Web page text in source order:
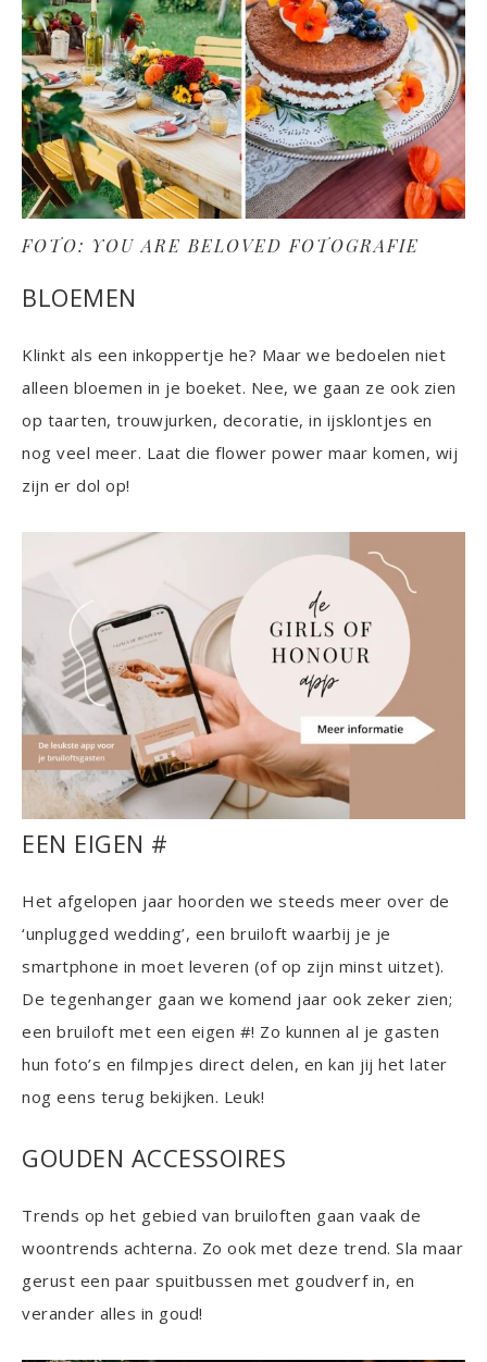
FOTO: YOU ARE BELOVED FOTOGRAFIE
BLOEMEN
Klinkt als een inkoppertje he? Maar we bedoelen niet
alleen bloemen in je boeket. Nee, we gaan ze ook zien
op taarten, trouwjurken, decoratie, in ijsklontjes en
nog veel meer. Laat die flower power maar komen, wij
zijn er dol op!
EEN EIGEN #
Het afgelopen jaar hoorden we steeds meer over de
‘unplugged wedding’, een bruiloft waarbij je je
smartphone in moet leveren (of op zijn minst uitzet).
De tegenhanger gaan we komend jaar ook zeker zien;
een bruiloft met een eigen #! Zo kunnen al je gasten
hun foto’s en filmpjes direct delen, en kan jij het later
nog eens terug bekijken. Leuk!
GOUDEN ACCESSOIRES
Trends op het gebied van bruiloften gaan vaak de
woontrends achterna. Zo ook met deze trend. Sla maar
gerust een paar spuitbussen met goudverf in, en
verander alles in goud!